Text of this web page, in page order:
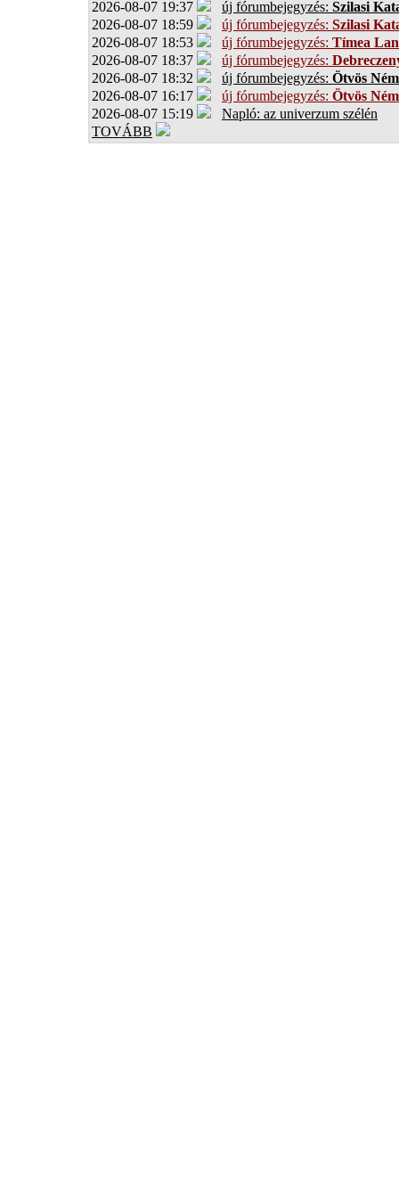
2026-08-07 19:37 új fórumbejegyzés: Szilasi
2026-08-07 18:59
új fórumbejegyzés: Szilasi
2026-08-07 18:53
új fórumbejegyzés: Tímea
2026-08-07 18:37
új fórumbejegyzés:
2026-08-07 18:32
új fórumbejegyzés: Ötvös
2026-08-07 16:17
új fórumbejegyzés: Ötvös
2026-08-07 15:19
Napló: az univerzum szélén
TOVÁBB